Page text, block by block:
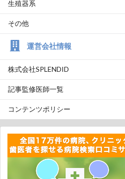
生殖器系
その他
運営会社情報
株式会社SPLENDID
記事監修医師一覧
コンテンツポリシー